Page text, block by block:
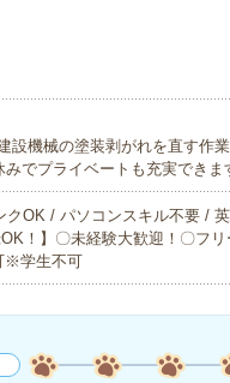
設機械の塗装剥がれを直す作
みでプライベートも充実でき
OK / パソコンスキル不要 /
OK！】〇未経験大歓迎！〇
※学生不可